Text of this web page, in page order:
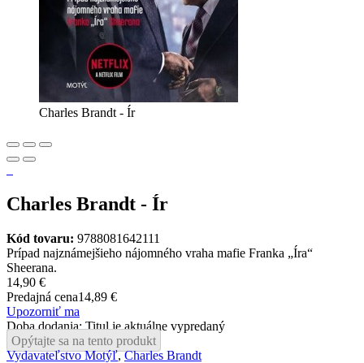
Charles Brandt - Ír
Charles Brandt - Ír
Kód tovaru: 9788081642111
Prípad najznámejšieho nájomného vraha mafie Franka „Íra“
Sheerana.
14,90 €
Predajná cena14,89 €
Upozorniť ma
Doba dodania: Titul je aktuálne vypredaný
Opýtajte sa na tento produkt
Vydavateľstvo Motýľ,Charles Brandt